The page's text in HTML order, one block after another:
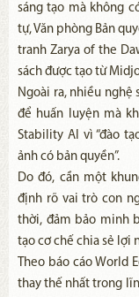
sáng tạo mà không
tự, Văn phòng Bản
tranh Zarya of the
sách được tạo từ
Ngoài ra, nhiều nghệ
để huấn luyện mà
Stability AI vì “đào
ảnh có bản quyền”.
Do đó, cần một
định rõ vai trò con
thời, đảm bảo minh
tạo cơ chế chia sẻ lợi
Theo báo cáo World
thay thế nhất trong